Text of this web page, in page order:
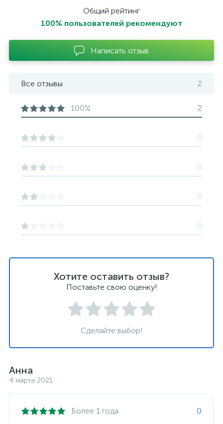
Хотите оставить отзыв?
Поставьте свою оценку!
Сделайте выбор!
Анна
4 марта 2021
Более 1 года 0
Общий рейтинг
100% пользователей рекомендуют
Написать отзыв
Все отзывы 2
100% 2
0
0
0
0